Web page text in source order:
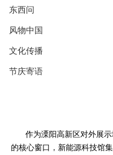
东西问
风物中国
文化传播
节庆寄语
作为溧阳高新区对外展
的核心窗口，新能源科技馆